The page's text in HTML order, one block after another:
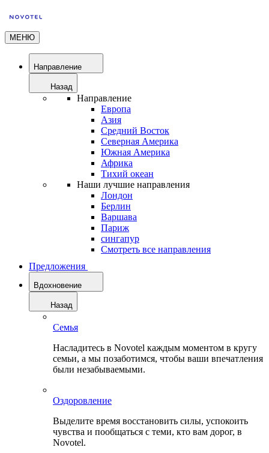
МЕНЮ
Направление
Назад
Направление
Европа
Азия
Средний Восток
Северная Америка
Южная Америка
Африка
Тихий океан
Наши лучшие направления
Лондон
Берлин
Варшава
Париж
сингапур
Смотреть все направления
Предложения
Вдохновение
Назад
Семья
Насладитесь в Novotel каждым моментом в кругу
семьи, а мы позаботимся, чтобы ваши впечатления
были незабываемыми.
Оздоровление
Выделите время восстановить силы, успокоить
чувства и пообщаться с теми, кто вам дорог, в
Novotel.